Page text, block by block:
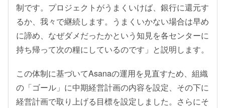
制です。プロジェクトがうまくいけば、銀行に還元す
るか、我々で継続します。うまくいかない場合は早め
に諦め、なぜダメだったかという知見を各センターに
持ち帰って次の糧にしているのです」と説明します。
この体制に基づいてAsanaの運用を見直すため、組織
の「ゴール」に中期経営計画の内容を設定、その下に
経営計画で取り上げる目標を設定しました。さらにそ